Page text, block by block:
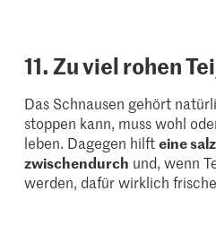
11. Zu viel rohen
Das Schnausen gehört
stoppen kann, muss wohl
leben. Dagegen hilfteine
zwischendurch und, wenn
werden, dafür wirklich